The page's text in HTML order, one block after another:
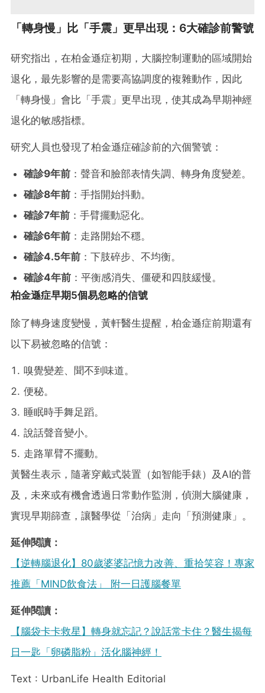
「轉身慢」比「手震」更早出現：6大確診前警號
研究指出，在柏金遜症初期，大腦控制運動的區域開始
退化，最先影響的是需要高協調度的複雜動作，因此
「轉身慢」會比「手震」更早出現，使其成為早期神經
退化的敏感指標。
研究人員也發現了柏金遜症確診前的六個警號：
確診9年前 ：聲音和臉部表情失調、轉身角度變差。
確診8年前 ：手指開始抖動。
確診7年前 ：手臂擺動惡化。
確診6年前 ：走路開始不穩。
確診4.5年前 ：下肢碎步、不均衡。
確診4年前 ：平衡感消失、僵硬和四肢緩慢。
柏金遜症早期5個易忽略的信號
除了轉身速度變慢，黃軒醫生提醒，柏金遜症前期還有
以下易被忽略的信號：
嗅覺變差、聞不到味道。
便秘。
睡眠時手舞足蹈。
說話聲音變小。
走路單臂不擺動。
黃醫生表示，隨著穿戴式裝置（如智能手錶）及AI的普
及，未來或有機會透過日常動作監測，偵測大腦健康，
實現早期篩查，讓醫學從「治病」走向「預測健康」。
延伸閱讀：
【逆轉腦退化】80歲婆婆記憶力改善、重拾笑容！專家
推薦「MIND飲食法」 附一日護腦餐單
延伸閱讀：
【腦袋卡卡救星】轉身就忘記？說話常卡住？醫生揭每
日一匙「卵磷脂粉」活化腦神經！
Text : UrbanLife Health Editorial